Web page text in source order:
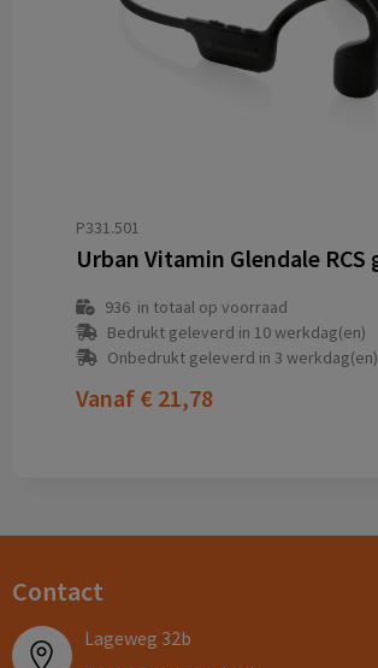
P331.501
936in totaal op voorraad
Bedrukt geleverd in 10 werkdag(en)
Onbedrukt geleverd in 3 werkdag(en)
Vanaf € 21,78
Contact
Lageweg 32b